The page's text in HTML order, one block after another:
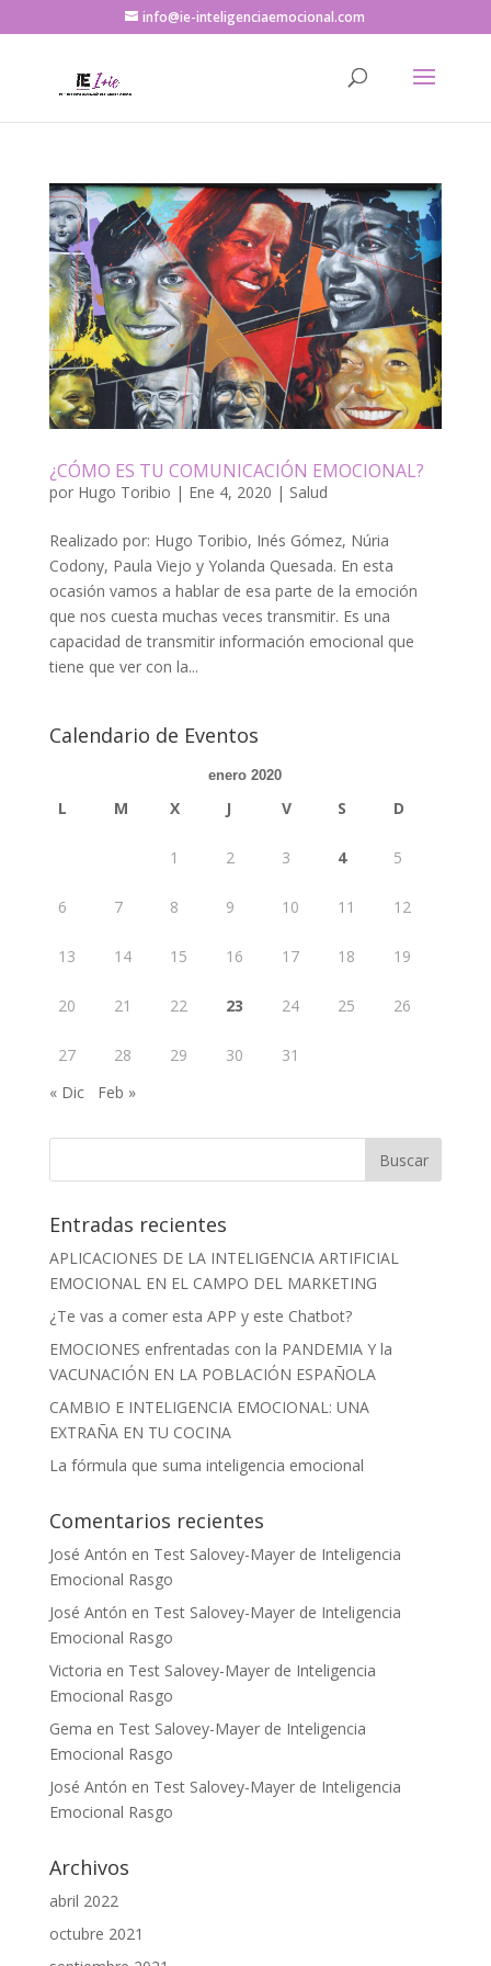
info@ie-inteligenciaemocional.com
¿CÓMO ES TU COMUNICACIÓN EMOCIONAL?
por Hugo Toribio | Ene 4, 2020 | Salud
Realizado por: Hugo Toribio, Inés Gómez, Núria
Codony, Paula Viejo y Yolanda Quesada. En esta
ocasión vamos a hablar de esa parte de la emoción
que nos cuesta muchas veces transmitir. Es una
capacidad de transmitir información emocional que
tiene que ver con la...
Calendario de Eventos
enero 2020
L M X J V S D
1 2 3 4 5
6 7 8 9 10 11 12
13 14 15 16 17 18 19
20 21 22 23 24 25 26
27 28 29 30
31
« Dic
Feb »
Entradas recientes
APLICACIONES DE LA INTELIGENCIA ARTIFICIAL
EMOCIONAL EN EL CAMPO DEL MARKETING
¿Te vas a comer esta APP y este Chatbot?
EMOCIONES enfrentadas con la PANDEMIA Y la
VACUNACIÓN EN LA POBLACIÓN ESPAÑOLA
CAMBIO E INTELIGENCIA EMOCIONAL: UNA
EXTRAÑA EN TU COCINA
La fórmula que suma inteligencia emocional
Comentarios recientes
José Antón en Test Salovey-Mayer de Inteligencia
Emocional Rasgo
José Antón en Test Salovey-Mayer de Inteligencia
Emocional Rasgo
Victoria en Test Salovey-Mayer de Inteligencia
Emocional Rasgo
Gema en Test Salovey-Mayer de Inteligencia
Emocional Rasgo
José Antón en Test Salovey-Mayer de Inteligencia
Emocional Rasgo
Archivos
abril 2022
octubre 2021